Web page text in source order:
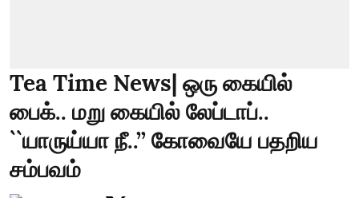
Tea Time News| ஒரு கையில்
பைக்.. மறு கையில் லேப்டாப்..
``யாருய்யா நீ..’’ கோவையே பதறிய
சம்பவம்